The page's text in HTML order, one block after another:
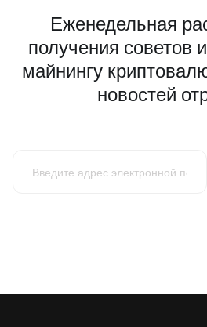
Еженедельная
получения советов
майнингу
новостей